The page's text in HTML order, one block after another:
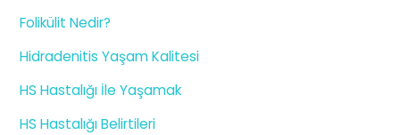
Folikülit Nedir?
Hidradenitis Yaşam Kalitesi
HS Hastalığı İle Yaşamak
HS Hastalığı Belirtileri